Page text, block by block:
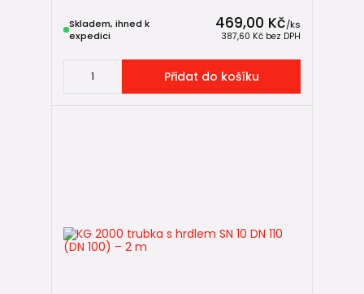
469,00 Kč/ks
387,60 Kč bez DPH
Skladem, ihned k
expedici
Přidat do košíku